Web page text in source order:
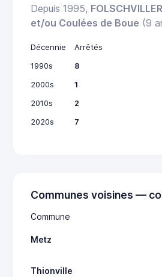
Depuis 1995,
et/ou Coulées de Boue (9
Décennie
Arrêtés
1990s
8
2000s
1
2010s
2
2020s
7
Communes voisines —
Commune
Metz
Thionville